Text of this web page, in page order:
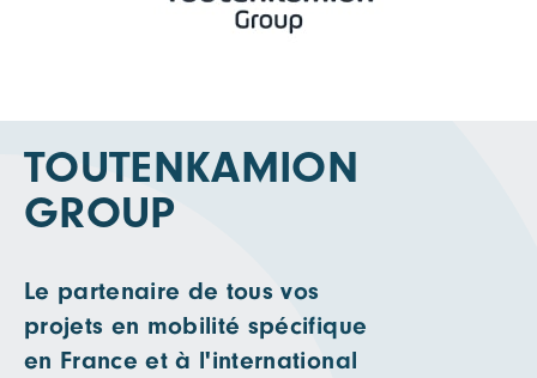
TOUTENKAMION
GROUP
Le partenaire de tous vos
projets en mobilité spécifique
en France et à l'international